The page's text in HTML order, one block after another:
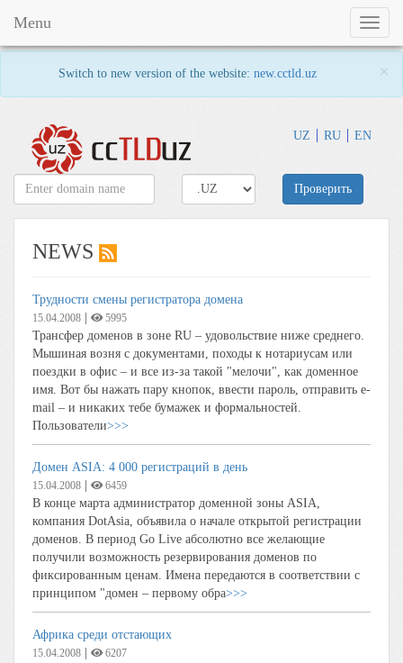
Switch to new version of the website: new.cctld.uz ×
UZ RU EN
Toggle
Menu
Проверить
NEWS
Трудности смены регистратора домена
15.04.2008 5995
Трансфер доменов в зоне RU – удовольствие ниже среднего.
Мышиная возня с документами, походы к нотариусам или
поездки в офис – и все из-за такой "мелочи", как доменное
имя. Вот бы нажать пару кнопок, ввести пароль, отправить e-
mail – и никаких тебе бумажек и формальностей.
Пользователи>>>
Домен ASIA: 4 000 регистраций в день
15.04.2008 6459
В конце марта администратор доменной зоны ASIA,
компания DotAsia, объявила о начале открытой регистрации
доменов. В период Go Live абсолютно все желающие
получили возможность резервирования доменов по
фиксированным ценам. Имена передаются в соответствии с
принципом "домен – первому обра>>>
Африка среди отстающих
15.04.2008 6207